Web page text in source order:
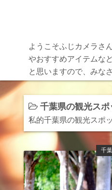
ス
キ
プ
ようこそふじカメラさ
やおすすめアイテムな
と思いますので、みな
千葉県の観光ス
私的千葉県の観光スポ
千